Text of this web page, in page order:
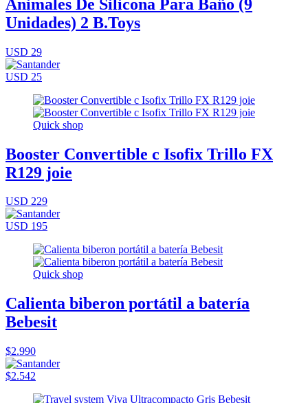
Animales De Silicona Para Baño (9
Unidades) 2 B.Toys
USD 29
USD 25
Quick shop
Booster Convertible c Isofix Trillo FX
R129 joie
USD 229
USD 195
Quick shop
Calienta biberon portátil a batería
Bebesit
$2.990
$2.542